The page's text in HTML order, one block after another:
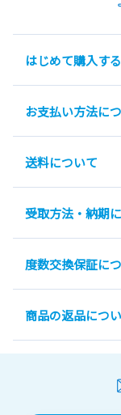
はじめて購入す
お支払い方法に
送料について
受取方法・納期
度数交換保証に
商品の返品につ